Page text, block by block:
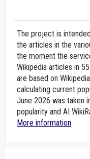
The project is
the articles in the
the moment the
Wikipedia articles in
are based on
calculating current
June 2026 was taken
popularity and AI
More information